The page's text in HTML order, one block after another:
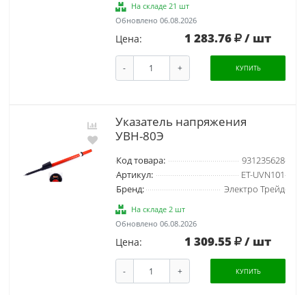
На складе 21 шт
Обновлено 06.08.2026
Цена: 1 283.76 / шт
- + КУПИТЬ
Указатель напряжения
УВН-80Э
Код товара:
931235628
Артикул:
ET-UVN101
Бренд:
Электро Трейд
На складе 2 шт
Обновлено 06.08.2026
Цена: 1 309.55 / шт
- + КУПИТЬ